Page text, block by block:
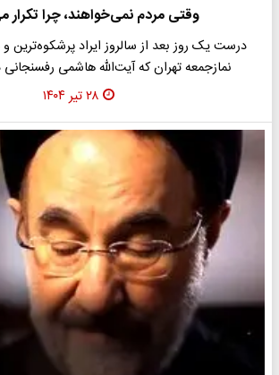
وقتی مردم نمی‌خواهند، چرا تکرار
درست یک روز بعد از سالروز ایراد پرشکوه‌ترین
نمازجمعه تهران که آیت‌الله هاشمی
۲۸ تیر ۱۴۰۴